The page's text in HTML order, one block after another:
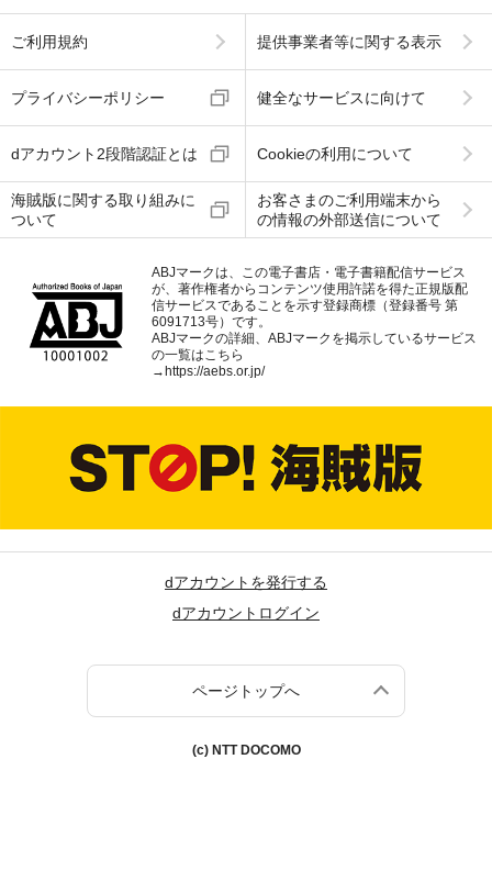
ご利用規約 提供事業者等に関する表示
プライバシーポリシー 健全なサービスに向けて
dアカウント2段階認証とは Cookieの利用について
海賊版に関する取り組みに
ついて
お客さまのご利用端末から
の情報の外部送信について
ABJマークは、この電子書店・電子書籍配信サービス
が、著作権者からコンテンツ使用許諾を得た正規版配
信サービスであることを示す登録商標（登録番号 第
6091713号）です。
ABJマークの詳細、ABJマークを掲示しているサービス
の一覧はこちら
→https://aebs.or.jp/
dアカウントを発行する
dアカウントログイン
ページトップへ
(c) NTT DOCOMO